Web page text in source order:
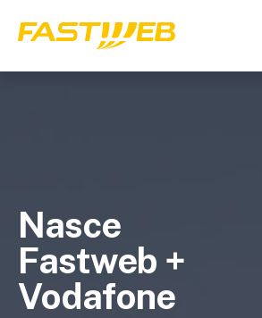
Nasce
Fastweb +
Vodafone